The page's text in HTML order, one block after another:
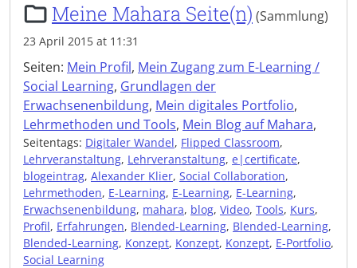
Meine Mahara Seite(n) (Sammlung)
23 April 2015 at 11:31
Seiten: Mein Profil, Mein Zugang zum E-Learning /
Social Learning, Grundlagen der
Erwachsenenbildung, Mein digitales Portfolio,
Lehrmethoden und Tools, Mein Blog auf Mahara,
Seitentags: Digitaler Wandel, Flipped Classroom,
Lehrveranstaltung, Lehrveranstaltung, e|certificate,
blogeintrag, Alexander Klier, Social Collaboration,
Lehrmethoden, E-Learning, E-Learning, E-Learning,
Erwachsenenbildung, mahara, blog, Video, Tools, Kurs,
Profil, Erfahrungen, Blended-Learning, Blended-Learning,
Blended-Learning, Konzept, Konzept, Konzept, E-Portfolio,
Social Learning